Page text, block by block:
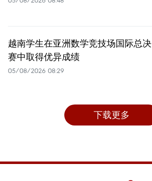
越南学生在亚洲数学竞技场国际总决
赛中取得优异成绩
05/08/2026 08:29
下载更多